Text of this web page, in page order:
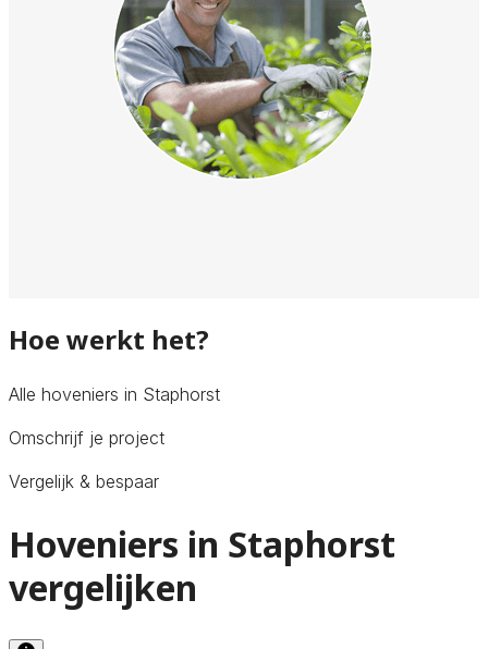
Hoe werkt het?
Alle hoveniers in Staphorst
Omschrijf je project
Vergelijk & bespaar
Hoveniers in Staphorst
vergelijken